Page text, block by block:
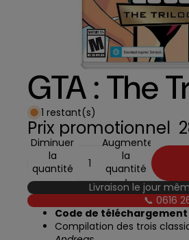
GTA : The
1 restant(s)
Prix promotionnel
Diminuer
la
quantité
Augmenter
la
quantité
Livraison le jour
📞 0616
Code de téléchargement
Compilation des trois